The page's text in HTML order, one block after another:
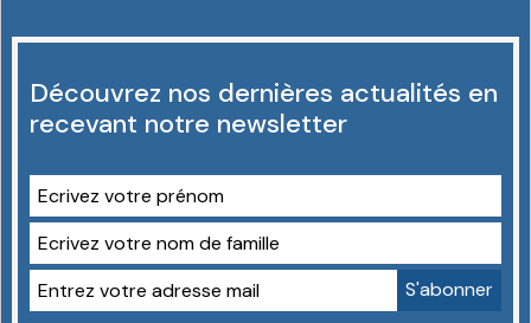
Découvrez nos dernières actualités en
recevant notre newsletter